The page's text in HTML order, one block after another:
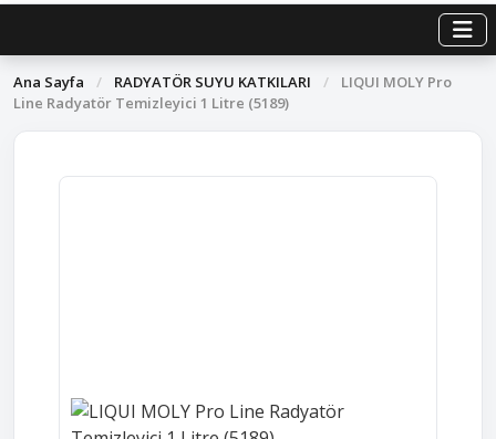
Ana Sayfa / RADYATÖR SUYU KATKILARI /
LIQUI MOLY Pro
Line Radyatör Temizleyici 1 Litre (5189)